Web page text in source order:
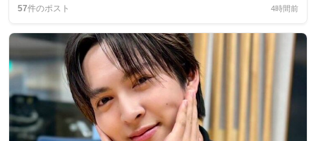
57件のポスト 4時間前